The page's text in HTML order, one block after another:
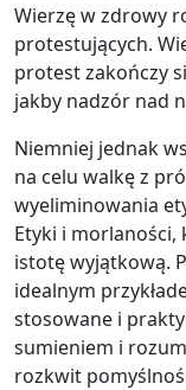
Wierzę w zdrowy
protestujących.
protest zakończy
jakby nadzór nad
Niemniej jednak
na celu walkę z
wyeliminowania
Etyki i morlaności,
istotę wyjątkową.
idealnym
stosowane i
sumieniem i
rozkwit